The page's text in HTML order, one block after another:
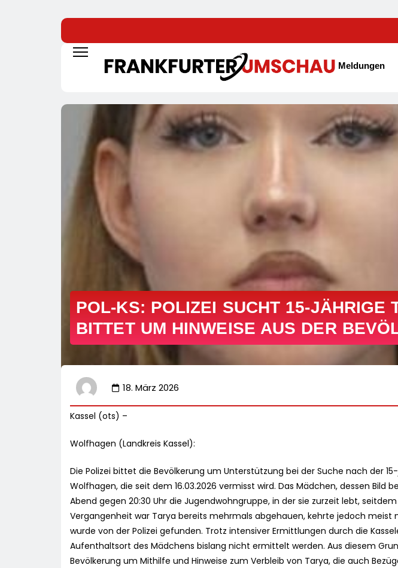
Meldungen
POL-KS: POLIZEI SUCHT 15-JÄHRIGE
BITTET UM HINWEISE AUS DER
18. März 2026
Kassel (ots) –
Wolfhagen (Landkreis Kassel):
Die Polizei bittet die Bevölkerung um Unterstützung bei der Suche nach der
Wolfhagen, die seit dem 16.03.2026 vermisst wird. Das Mädchen, dessen Bild
Abend gegen 20:30 Uhr die Jugendwohngruppe, in der sie zurzeit lebt,
Vergangenheit war Tarya bereits mehrmals abgehauen, kehrte jedoch meist
wurde von der Polizei gefunden. Trotz intensiver Ermittlungen durch die
Aufenthaltsort des Mädchens bislang nicht ermittelt werden. Aus diesem
Bevölkerung um Mithilfe und Hinweise zum Verbleib von Tarya, die auch